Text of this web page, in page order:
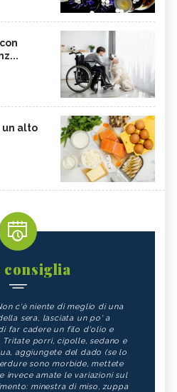
un alto
consiglia
c'è niente di meglio di una
sera, lasciata un po' a
far cadere un filo d'olio e
porri, cipolle, sedano e
aggiungete del dado (se lo
sono morbide, mettete
invece amate le variazioni sul
minestra di miso, zuppa